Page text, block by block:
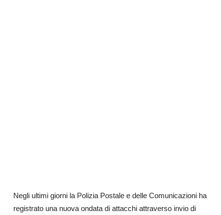
Negli ultimi giorni la Polizia Postale e delle Comunicazioni ha
registrato una nuova ondata di attacchi attraverso invio di